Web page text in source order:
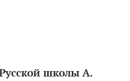
школы А.